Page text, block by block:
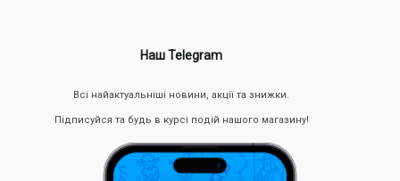
Наш Telegram
Всі найактуальніші новини, акції та знижки.
Підписуйся та будь в курсі подій нашого магазину!